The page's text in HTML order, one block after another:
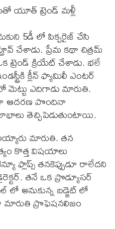
యూత్ ట్రెండ్ మళ్లీ
5డీ లో పిక్చరైజ్ చేసి
చేశాడు. ప్రేమ కథా చిత్రమ్
క్రియేట్ చేశాడు. భలే
క్లీన్ ఫ్యామిలీ ఎంటర్
మెట్టు ఎదిగాడు మారుతి.
ఆదరణ పొందినా
లాభాలు తెచ్చిపెడుతుంటాయి.
మారుతి. తన
కొత్త విషయాలు
ఫ్లాప్స్ తనకెప్పుడూ రాలేదని
తనే ఒక ప్రొడ్యూసర్
అనుకున్న బడ్జెట్ లో
ప్రొఫెషనలిజం